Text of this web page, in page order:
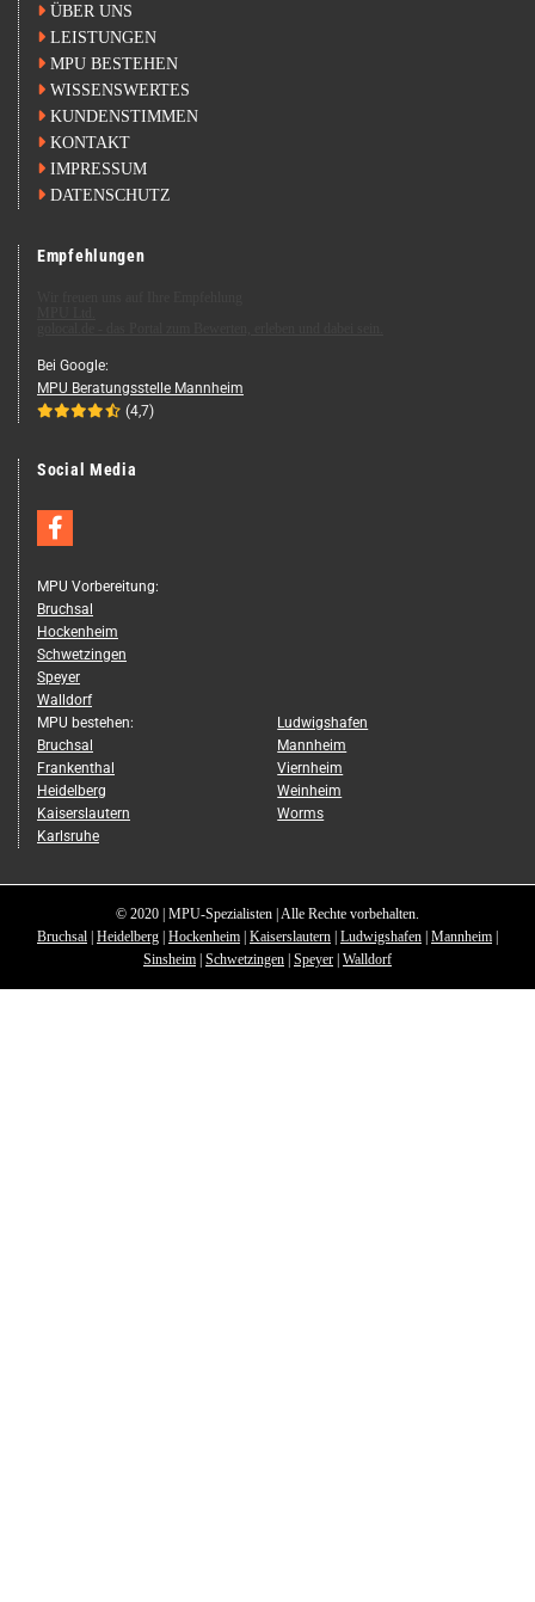
 ÜBER UNS
 LEISTUNGEN
 MPU BESTEHEN
 WISSENSWERTES
 KUNDENSTIMMEN
 KONTAKT
 IMPRESSUM
 DATENSCHUTZ
Empfehlungen
Bei Goog­le:
MPU Be­ra­tungs­stel­le Mann­heim
 (4,7)
Social Media
MPU Vorbereitung:
Bruchsal
Hockenheim
Schwetzingen
Speyer
Walldorf
MPU bestehen:
Bruchsal
Frankenthal
Heidelberg
Kaiserslautern
Karlsruhe
Ludwigshafen
Mannheim
Viernheim
Weinheim
Worms
© 2020 | MPU-Spezialisten | Alle Rechte vorbehalten.
Bruchsal Heidelberg Hockenheim Kaiserslautern Ludwigshafen Mannheim
Sinsheim Schwetzingen Speyer Walldorf